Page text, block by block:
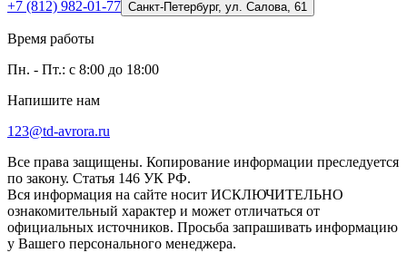
+7 (812) 982-01-77 Санкт-Петербург, ул. Салова, 61
Время работы
Пн. - Пт.: с 8:00 до 18:00
Напишите нам
123@td-avrora.ru
Все права защищены. Копирование информации преследуется
по закону. Статья 146 УК РФ.
Вся информация на сайте носит ИСКЛЮЧИТЕЛЬНО
ознакомительный характер и может отличаться от
официальных источников. Просьба запрашивать информацию
у Вашего персонального менеджера.